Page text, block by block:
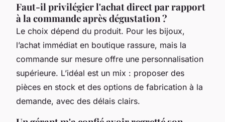
Faut-il privilégier l'achat direct par rapport
à la commande après dégustation ?
Le choix dépend du produit. Pour les bijoux,
l’achat immédiat en boutique rassure, mais la
commande sur mesure offre une personnalisation
supérieure. L’idéal est un mix : proposer des
pièces en stock et des options de fabrication à la
demande, avec des délais clairs.